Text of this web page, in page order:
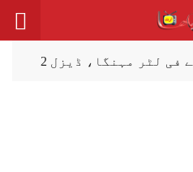
پیٹرول 4 روپے 45 پیسے فی لٹر مہنگا، ڈیزل 2